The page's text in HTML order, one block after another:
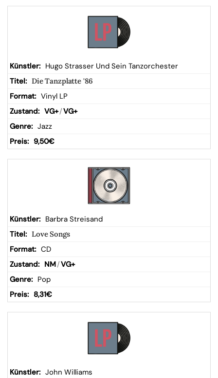
Hugo Strasser Und Sein Tanzorchester
Die Tanzplatte '86
Vinyl LP
VG+/VG+
Jazz
9,50€
Barbra Streisand
Love Songs
CD
NM/VG+
Pop
8,31€
John Williams